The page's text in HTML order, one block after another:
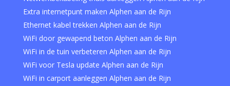
Extra internetpunt maken Alphen aan de Rijn
Ethernet kabel trekken Alphen aan de Rijn
WiFi door gewapend beton Alphen aan de Rijn
WiFi in de tuin verbeteren Alphen aan de Rijn
WiFi voor Tesla update Alphen aan de Rijn
WiFi in carport aanleggen Alphen aan de Rijn